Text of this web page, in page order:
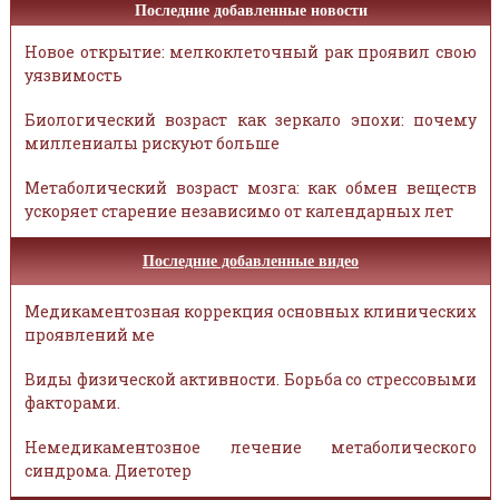
Последние добавленные новости
Новое открытие: мелкоклеточный рак проявил свою
уязвимость
Биологический возраст как зеркало эпохи: почему
миллениалы рискуют больше
Метаболический возраст мозга: как обмен веществ
ускоряет старение независимо от календарных лет
Последние добавленные видео
Медикаментозная коррекция основных клинических
проявлений ме
Виды физической активности. Борьба со стрессовыми
факторами.
Немедикаментозное лечение метаболического
синдрома. Диетотер